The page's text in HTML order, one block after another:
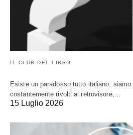
IL CLUB DEL LIBRO
Esiste un paradosso tutto italiano:
costantemente rivolti al retrovisore,…
15 Luglio 2026